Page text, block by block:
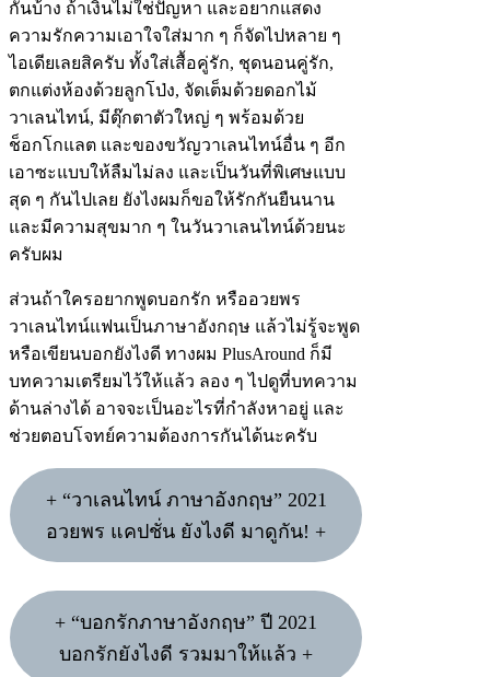
กันบ้าง ถ้าเงินไม่ใช่ปัญหา และอยากแสดง
ความรักความเอาใจใส่มาก ๆ ก็จัดไปหลาย ๆ
ไอเดียเลยสิครับ ทั้งใส่เสื้อคู่รัก, ชุดนอนคู่รัก,
ตกแต่งห้องด้วยลูกโป่ง, จัดเต็มด้วยดอกไม้
วาเลนไทน์, มีตุ๊กตาตัวใหญ่ ๆ พร้อมด้วย
ช็อกโกแลต และของขวัญวาเลนไทน์อื่น ๆ อีก
เอาซะแบบให้ลืมไม่ลง และเป็นวันที่พิเศษแบบ
สุด ๆ กันไปเลย ยังไงผมก็ขอให้รักกันยืนนาน
และมีความสุขมาก ๆ ในวันวาเลนไทน์ด้วยนะ
ครับผม
ส่วนถ้าใครอยากพูดบอกรัก หรืออวยพร
วาเลนไทน์แฟนเป็นภาษาอังกฤษ แล้วไม่รู้จะพูด
หรือเขียนบอกยังไงดี ทางผม PlusAround ก็มี
บทความเตรียมไว้ให้แล้ว ลอง ๆ ไปดูที่บทความ
ด้านล่างได้ อาจจะเป็นอะไรที่กำลังหาอยู่ และ
ช่วยตอบโจทย์ความต้องการกันได้นะครับ
+ “วาเลนไทน์ ภาษาอังกฤษ” 2021
อวยพร แคปชั่น ยังไงดี มาดูกัน! +
+ “บอกรักภาษาอังกฤษ” ปี 2021
บอกรักยังไงดี รวมมาให้แล้ว +